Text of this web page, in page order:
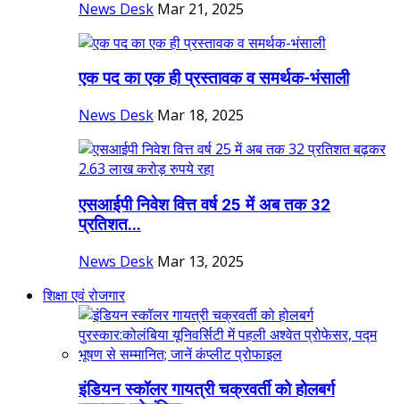
News Desk Mar 21, 2025
एक पद का एक ही प्रस्तावक व समर्थक-भंसाली
News Desk Mar 18, 2025
एसआईपी निवेश वित्त वर्ष 25 में अब तक 32
प्रतिशत...
News Desk Mar 13, 2025
शिक्षा एवं रोजगार
इंडियन स्कॉलर गायत्री चक्रवर्ती को होलबर्ग